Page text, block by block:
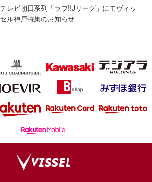
テレビ朝日系列「ラブ!!Jリーグ」にてヴィッ
セル神戸特集のお知らせ